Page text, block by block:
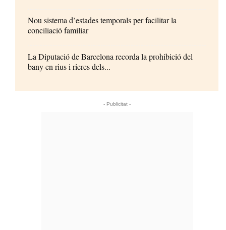
Nou sistema d’estades temporals per facilitar la
conciliació familiar
La Diputació de Barcelona recorda la prohibició del
bany en rius i rieres dels...
- Publicitat -